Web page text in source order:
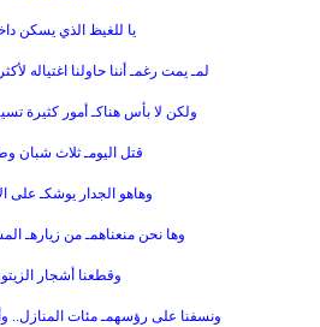
يا للغيظ الذي يسكن
لمـ يمت رغمـ أننا حاولنا اغتياله
ولكن لا بأس هناكـ أمور كثيرة
قتل اليومـ ثلاث شبان
وهاهو الجدار يوشكـ على
وها نحن منعناهمـ من زيارهـ
وقطعنا أشجار
ونسفنا على رؤسهمـ مئات المنازل..